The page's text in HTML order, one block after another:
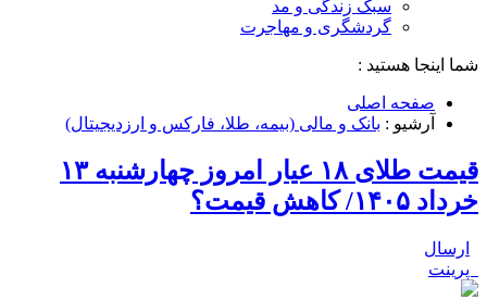
سبک زندگی و مد
گردشگری و مهاجرت
شما اینجا هستید :
صفحه اصلی
آرشیو : بانک و مالی (بیمه، طلا، فارکس و ارزدیجیتال)
قیمت طلای ۱۸ عیار امروز چهارشنبه ۱۳
خرداد ۱۴۰۵/ کاهش قیمت؟
ارسال
پرینت